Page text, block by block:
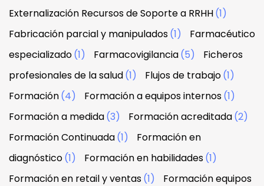
Externalización Recursos de Soporte a RRHH(1)
Fabricación parcial y manipulados(1)
Farmacéutico
especializado(1) Farmacovigilancia(5)
Ficheros
profesionales de la salud(1) Flujos de trabajo(1)
Formación(4) Formación a equipos internos(1)
Formación a medida(3) Formación acreditada(2)
Formación Continuada(1)
Formación en
diagnóstico(1) Formación en habilidades(1)
Formación en retail y ventas(1)
Formación equipos